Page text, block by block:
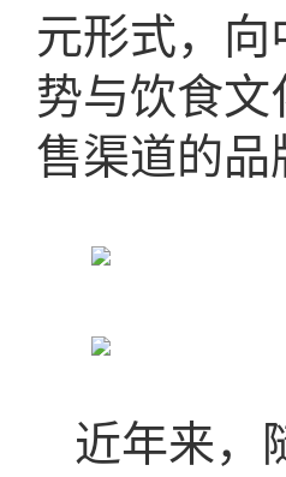
元形式，
势与饮食
售渠道的
近年来，